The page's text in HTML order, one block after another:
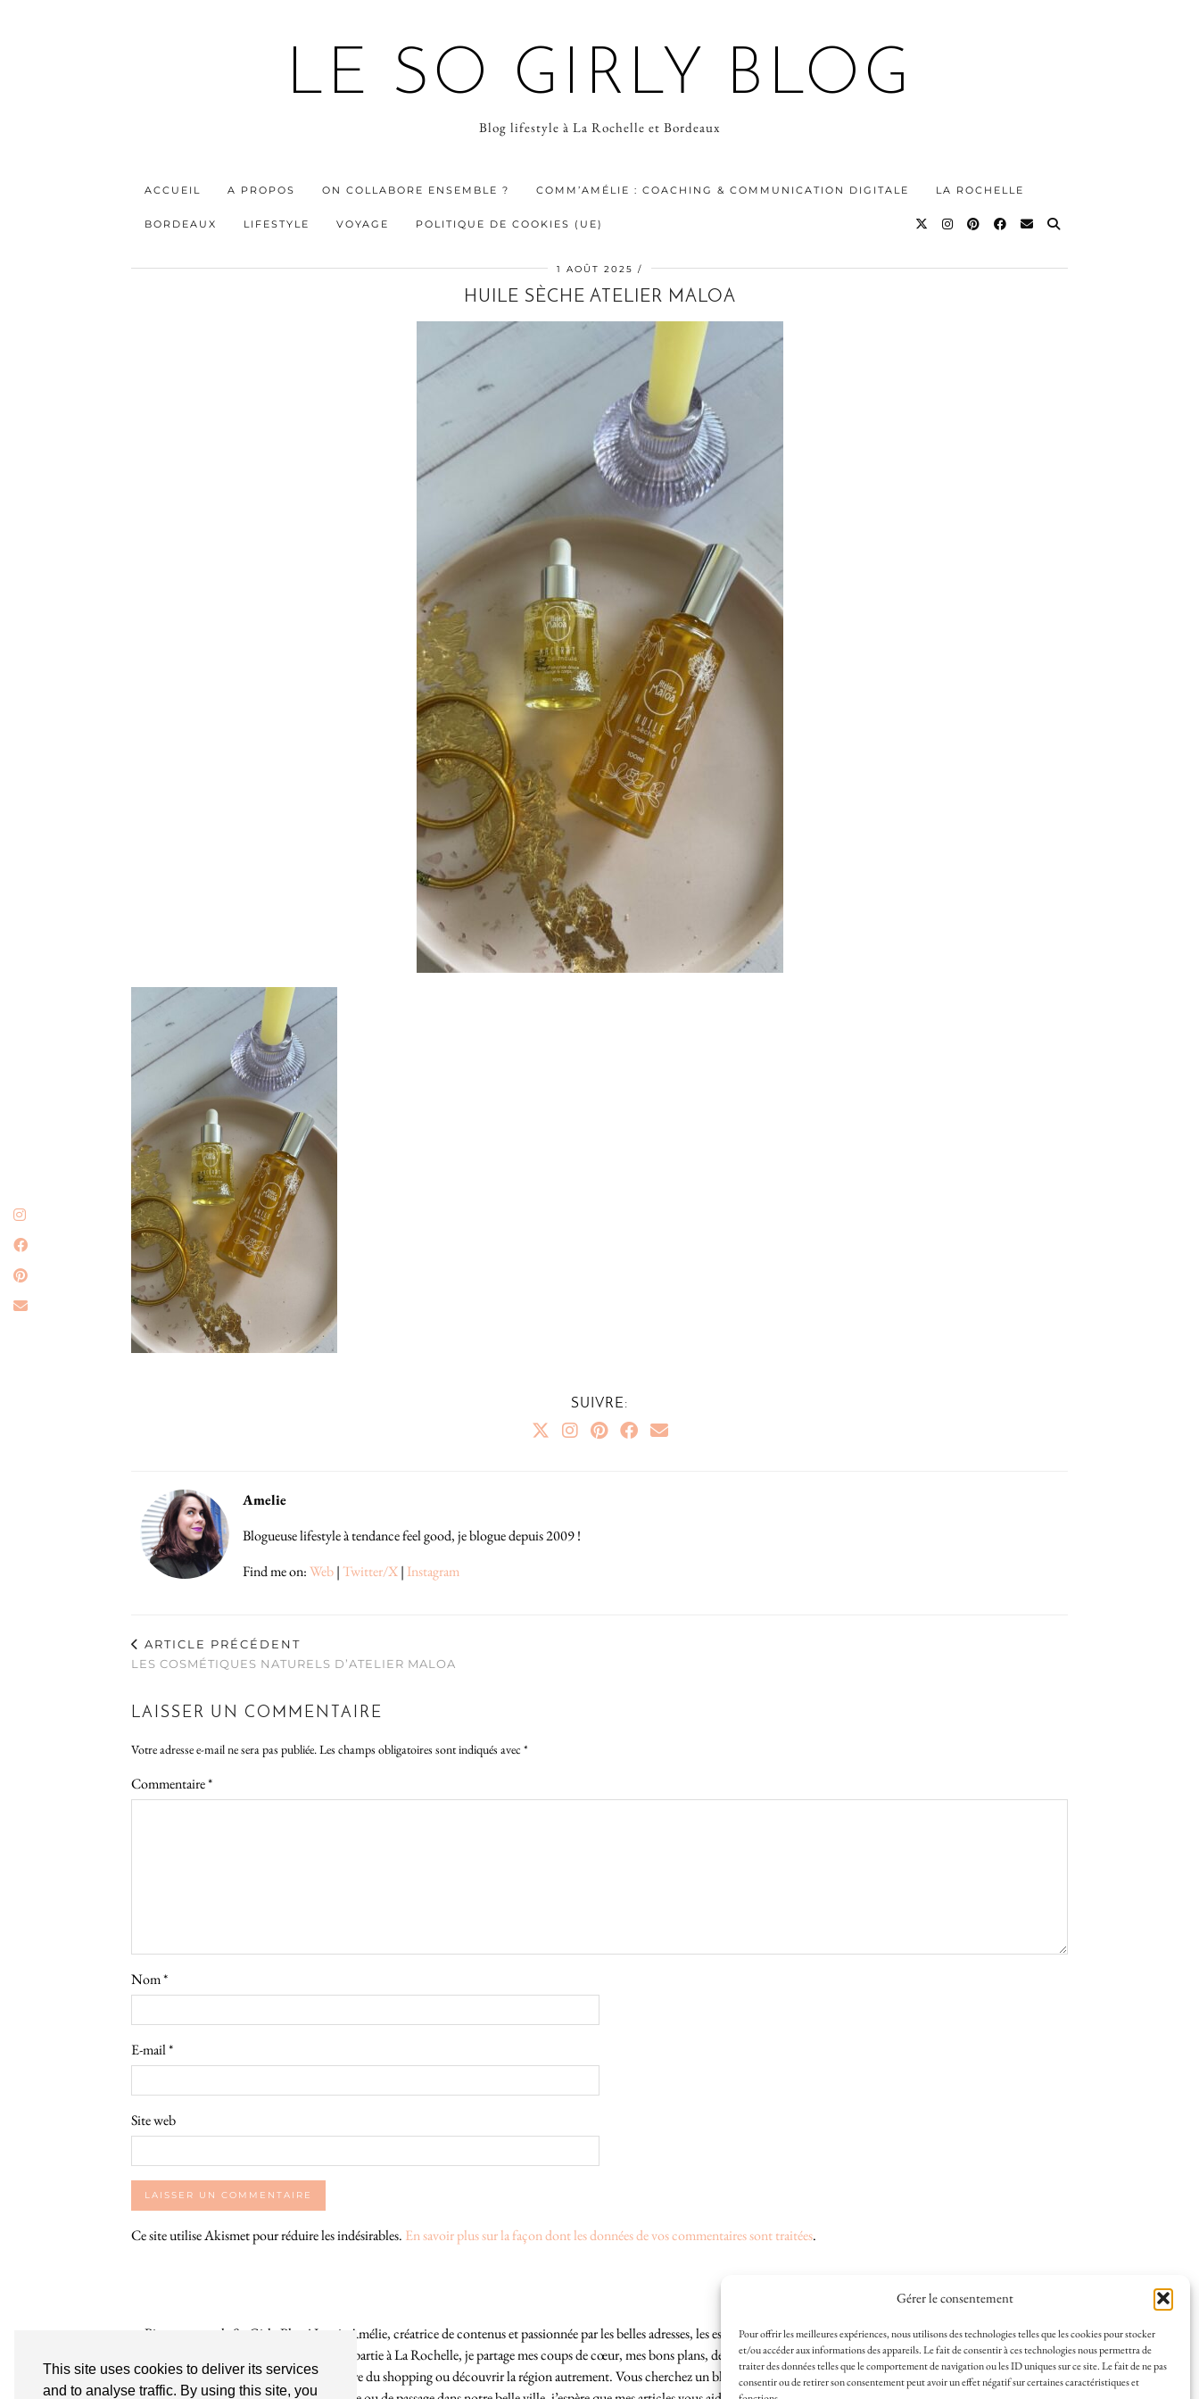
This site uses cookies to deliver its services
and to analyse traffic. By using this site, you
Gérer le consentement
Pour offrir les meilleures expériences, nous utilisons des technologies telles que les cookies pour stocker
et/ou accéder aux informations des appareils. Le fait de consentir à ces technologies nous permettra de
traiter des données telles que le comportement de navigation ou les ID uniques sur ce site. Le fait de ne pas
consentir ou de retirer son consentement peut avoir un effet négatif sur certaines caractéristiques et
LE SO GIRLY BLOG
Blog lifestyle à La Rochelle et Bordeaux
ACCUEIL A PROPOS ON COLLABORE ENSEMBLE ? COMM’AMÉLIE : COACHING & COMMUNICATION DIGITALE LA ROCHELLE
BORDEAUX LIFESTYLE VOYAGE POLITIQUE DE COOKIES (UE)
1 AOÛT 2025
HUILE SÈCHE ATELIER MALOA
SUIVRE:
Amelie
Blogueuse lifestyle à tendance feel good, je blogue depuis 2009 !
Find me on:Web|Twitter/X| Instagram
ARTICLE PRÉCÉDENT
LES COSMÉTIQUES NATURELS D’ATELIER MALOA
LAISSER UN COMMENTAIRE
Votre adresse e-mail ne sera pas publiée. Les champs obligatoires sont indiqués avec *
Commentaire*
Nom*
E-mail*
Site web
Ce site utilise Akismet pour réduire les indésirables. En savoir plus sur la façon dont les données de vos commentaires sont traitées.
Bienvenue sur le So Girly Blog ! Je suis Amélie, créatrice de contenus et passionnée par les belles adresses, les escapades locales et la vie à La Rochelle, où je vis depuis plusieurs
années. À travers ce blog dédié en grande partie à La Rochelle, je partage mes coups de cœur, mes bons plans, des idées de sorties en solo ou à plusieurs, et mes meilleures adresses
rochelaises pour bruncher, se balader, faire du shopping ou découvrir la région autrement. Vous cherchez un blog lifestyle à La Rochelle, tenu par une locale ? Vous êtes au bon